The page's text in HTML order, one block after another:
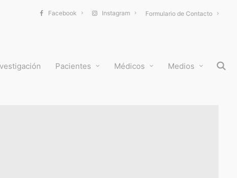
Facebook Instagram Formulario de Contacto
Pacientes Médicos Medios